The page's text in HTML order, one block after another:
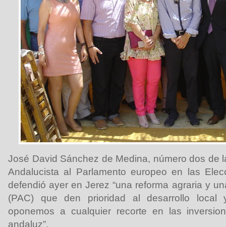
José David Sánchez de Medina, número dos de
Andalucista al Parlamento europeo en las
defendió ayer en Jerez “una reforma agraria y
(PAC) que den prioridad al desarrollo
oponemos a cualquier recorte en las
andaluz”.